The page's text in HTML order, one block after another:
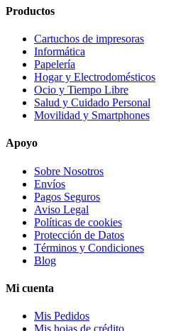
Productos
Cartuchos de impresoras
Informática
Papelería
Hogar y Electrodomésticos
Ocio y Tiempo Libre
Salud y Cuidado Personal
Movilidad y Smartphones
Apoyo
Sobre Nosotros
Envíos
Pagos Seguros
Aviso Legal
Políticas de cookies
Protección de Datos
Términos y Condiciones
Blog
Mi cuenta
Mis Pedidos